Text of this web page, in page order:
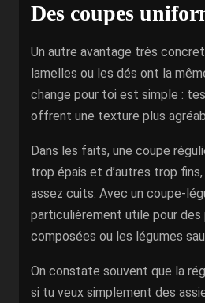
Des coupes
Un autre avantage très
lamelles ou les dés ont la
change pour toi est simple :
offrent une texture plus
Dans les faits, une coupe
trop épais et d’autres trop
assez cuits. Avec un coupe-
particulièrement utile pour des
composées ou les légumes
On constate souvent que la
si tu veux simplement des